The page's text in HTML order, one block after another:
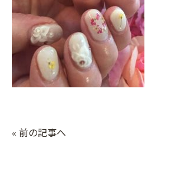
« 前の記事へ